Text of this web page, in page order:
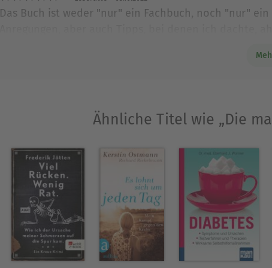
Das Buch ist weder "nur" ein Fachbuch, noch "nur"
geschrieben, sondern ganz klar aus eigener
Ähnliche Titel wie „Die